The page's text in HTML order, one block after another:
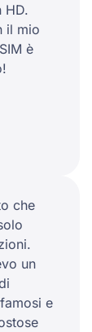
HD.
il mio
è
che
un
e